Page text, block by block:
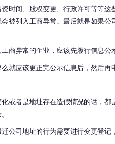
时间、股权变更、行政许可等等这
被列入工商异常。 最后就是如果公
商异常的企业，应该先履行信息公
就应该更正完公示信息后，然后再
或者是地址存在造假情况的话，都
公司地址的行为需要进行变更登记